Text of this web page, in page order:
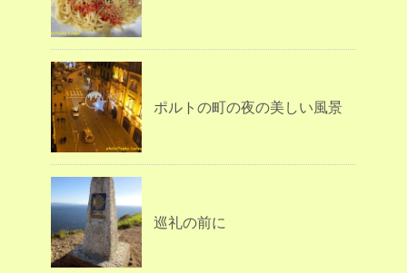
ポルトの町の夜の美しい風景
巡礼の前に